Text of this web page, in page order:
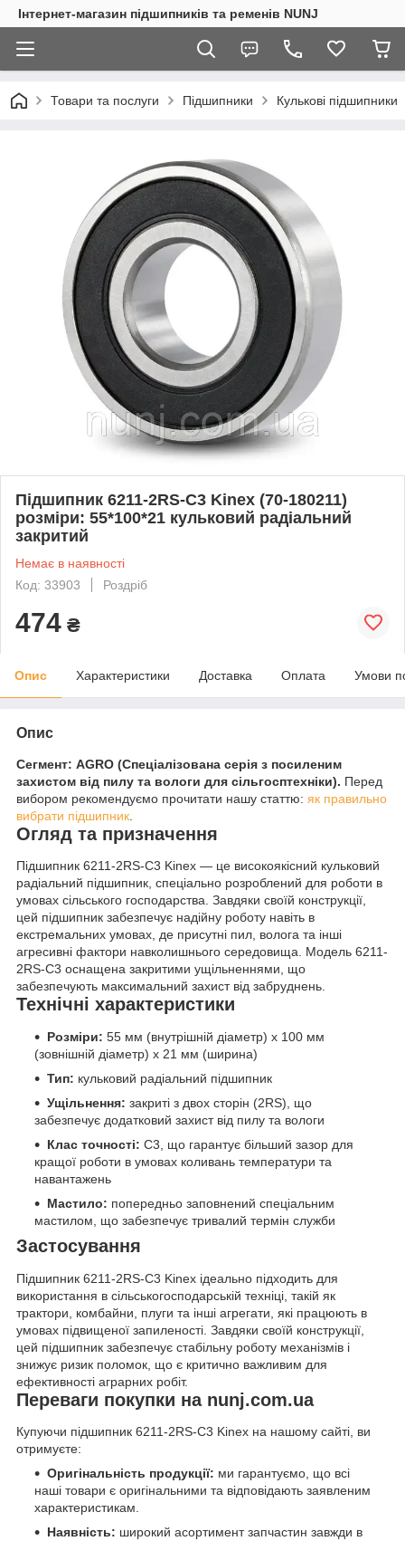
Інтернет-магазин підшипників та ременів NUNJ
Товари та послуги Підшипники Кулькові підшипники
Підшипник 6211-2RS-C3 Kinex (70-180211)
розміри: 55*100*21 кульковий радіальний
закритий
Немає в наявності
Код: 33903
Роздріб
474 ₴
Опис Характеристики Доставка Оплата Умови
Опис
Сегмент: AGRO (Спеціалізована серія з посиленим
захистом від пилу та вологи для сільгосптехніки). Перед
вибором рекомендуємо прочитати нашу статтю: як правильно
вибрати підшипник
Огляд та призначення
Підшипник 6211-2RS-C3 Kinex — це високоякісний кульковий
радіальний підшипник, спеціально розроблений для роботи в
умовах сільського господарства. Завдяки своїй конструкції,
цей підшипник забезпечує надійну роботу навіть в
екстремальних умовах, де присутні пил, волога та інші
агресивні фактори навколишнього середовища. Модель 6211-
2RS-C3 оснащена закритими ущільненнями, що
забезпечують максимальний захист від забруднень.
Технічні характеристики
Розміри: 55 мм (внутрішній діаметр) x 100 мм
(зовнішній діаметр) x 21 мм (ширина)
Тип: кульковий радіальний підшипник
Ущільнення: закриті з двох сторін (2RS), що
забезпечує додатковий захист від пилу та вологи
Клас точності: C3, що гарантує більший зазор для
кращої роботи в умовах коливань температури та
навантажень
Мастило: попередньо заповнений спеціальним
мастилом, що забезпечує тривалий термін служби
Застосування
Підшипник 6211-2RS-C3 Kinex ідеально підходить для
використання в сільськогосподарській техніці, такій як
трактори, комбайни, плуги та інші агрегати, які працюють в
умовах підвищеної запиленості. Завдяки своїй конструкції,
цей підшипник забезпечує стабільну роботу механізмів і
знижує ризик поломок, що є критично важливим для
ефективності аграрних робіт.
Переваги покупки на nunj.com.ua
Купуючи підшипник 6211-2RS-C3 Kinex на нашому сайті, ви
отримуєте:
Оригінальність продукції: ми гарантуємо, що всі
наші товари є оригінальними та відповідають заявленим
характеристикам.
Наявність: широкий асортимент запчастин завжди в